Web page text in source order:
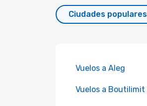
Ciudades populares
Vuelos a Aleg
Vuelos a Boutilimit